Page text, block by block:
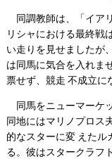
同調教師は、「イア
リシャにおける最終戦
い走りを見せましたが
は同馬に気合を入れま
票せず、競走 不成立に
同馬をニューマーケ
同地にはマリノプロス
的なスターに変 えた
る。彼はスタークラフ